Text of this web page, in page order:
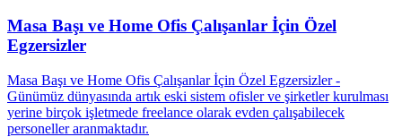
Masa Başı ve Home Ofis Çalışanlar İçin Özel
Egzersizler
Masa Başı ve Home Ofis Çalışanlar İçin Özel Egzersizler -
Günümüz dünyasında artık eski sistem ofisler ve şirketler kurulması
yerine birçok işletmede freelance olarak evden çalışabilecek
personeller aranmaktadır.